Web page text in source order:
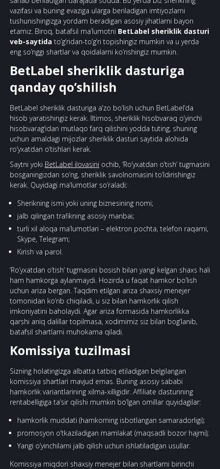
vazifasi va buning evaziga ularga beriladigan imtiyozlarni
tushunishingizga yordam beradigan asosiy jihatlarni bayon
etamiz. Biroq, batafsil ma’lumotni BetLabel sheriklik dasturi
veb-saytida to’g’ridan-to’g’ri topishingiz mumkin va u yerda
eng so’nggi shartlar va qoidalarni ko’rishingiz mumkin.
BetLabel sheriklik dasturiga
qanday qo’shilish
BetLabel sheriklik dasturiga a’zo bo’lish uchun BetLabel’da
hisob yaratishingiz kerak. Iltimos, sheriklik hisobvaraq o’yinchi
hisobvarag’idan mutlaqo farq qilishini yodda tuting, shuning
uchun amaldagi mijozlar sheriklik dasturi saytida alohida
ro’yxatdan o’tishlari kerak.
Saytni yoki BetLabel ilovasini ochib, ‘Ro’yxatdan o’tish’ tugmasini
bosganingizdan so’ng, sheriklik savolnomasini to’ldirishingiz
kerak. Quyidagi ma’lumotlar so’raladi:
Sherikning ismi yoki uning biznesining nomi;
jalb qilingan trafikning asosiy manbai;
turli xil aloqa ma’lumotlari – elektron pochta, telefon raqami,
Skype, Telegram;
Kirish va parol.
‘Ro’yxatdan o’tish’ tugmasini bosish bilan yangi kelgan shaxs hali
ham hamkorga aylanmaydi. Hozirda u faqat hamkor bo’lish
uchun ariza bergan. Taqdim etilgan ariza shaxsiy menejer
tomonidan ko’rib chiqiladi, u siz bilan hamkorlik qilish
imkoniyatini baholaydi. Agar ariza formasida hamkorlikka
qarshi aniq dalillar topilmasa, xodimimiz siz bilan bog’lanib,
batafsil shartlarni muhokama qiladi.
Komissiya tuzilmasi
Sizning holatingizga albatta tatbiq etiladigan belgilangan
komissiya shartlari mavjud emas. Buning asosiy sababi
hamkorlik variantlarining xilma-xilligidir. Affiliate dasturining
rentabelligiga ta’sir qilishi mumkin bo’lgan omillar quyidagilar:
hamkorlik muddati (hamkorning isbotlangan samaradorligi);
promosyon o’tkaziladigan mamlakat (maqsadli bozor hajmi);
Yangi o’yinchilarni jalb qilish uchun ishlatiladigan usullar.
Komissiya miqdori shaxsiy menejer bilan shartlarni birinchi